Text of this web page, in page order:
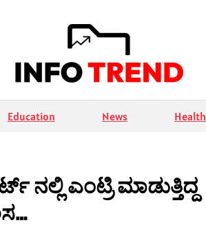
Education News Health
ಎಂಟ್ರಿ ಮಾಡುತ್ತಿದ್ದ